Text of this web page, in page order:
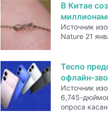
В Китае
Источник
Nature 21
Tecno
офлайн-
Источник
6,745-
опроса